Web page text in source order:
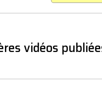
vidéos